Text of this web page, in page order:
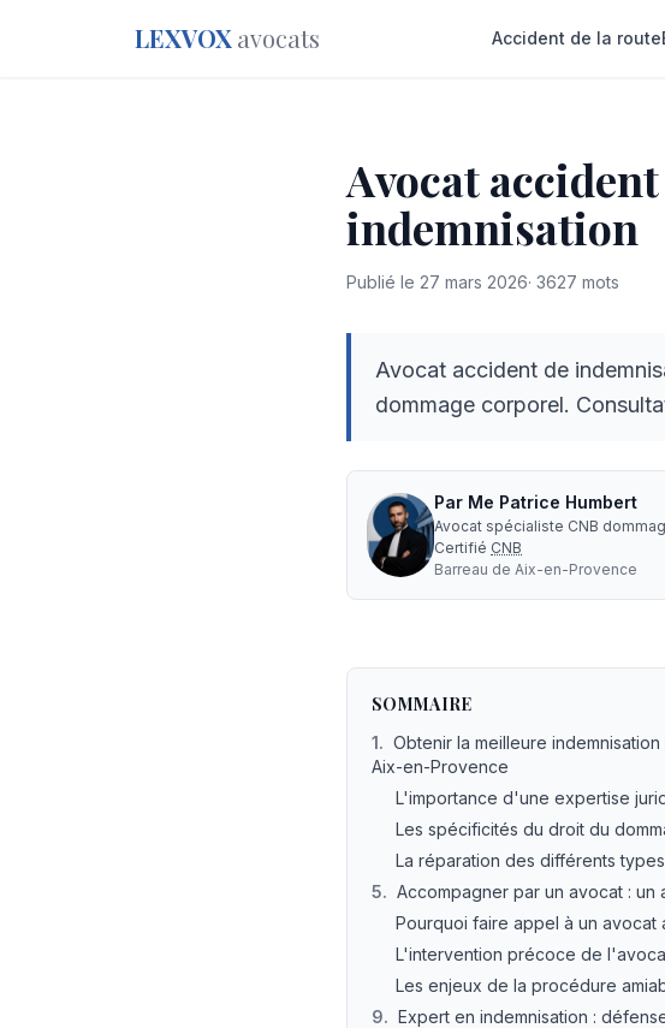
LEXVOX avocats Accident de la route
Avocat
indemnisation
Publié le 27 mars 2026· 3627 mots
Avocat accident de
dommage corporel.
Par Me Patrice Humbert
Avocat spécialiste CNB
Certifié CNB
Barreau de Aix-en-Provence
SOMMAIRE
1. Obtenir la meilleure
Aix-en-Provence
L'importance d'une expertise
Les spécificités du droit du
La réparation des différents
5. Accompagner par un avocat :
Pourquoi faire appel à un avocat
L'intervention précoce de
Les enjeux de la procédure
9. Expert en indemnisation :